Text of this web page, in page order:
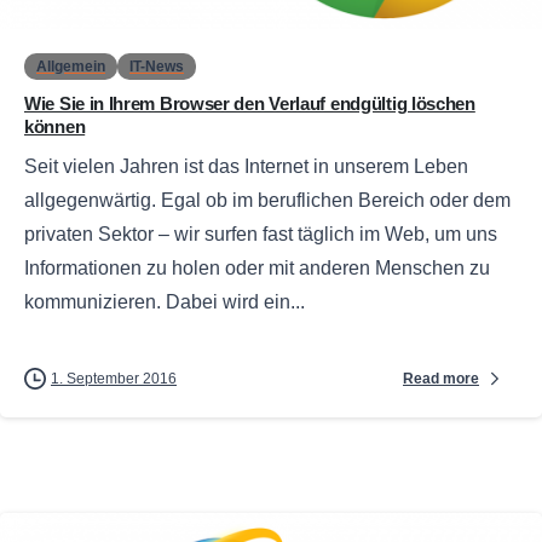
Allgemein IT-News
Wie Sie in Ihrem Browser den Verlauf endgültig löschen
können
Seit vielen Jahren ist das Internet in unserem Leben
allgegenwärtig. Egal ob im beruflichen Bereich oder dem
privaten Sektor – wir surfen fast täglich im Web, um uns
Informationen zu holen oder mit anderen Menschen zu
kommunizieren. Dabei wird ein...
1. September 2016 Read more